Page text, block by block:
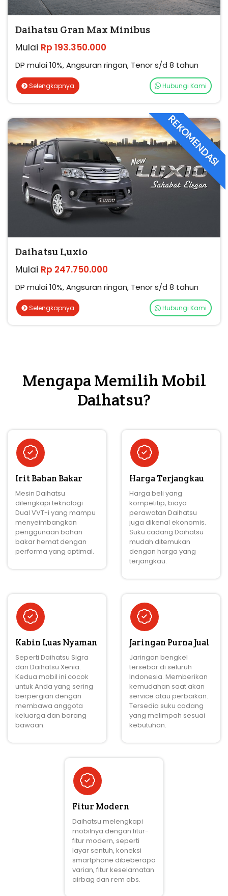
Daihatsu Gran Max Minibus
Mulai Rp 193.350.000
DP mulai 10%, Angsuran ringan, Tenor s/d 8 tahun
Selengkapnya Hubungi Kami
REKOMENDASI
Daihatsu Luxio
Mulai Rp 247.750.000
DP mulai 10%, Angsuran ringan, Tenor s/d 8 tahun
Selengkapnya Hubungi Kami
Mengapa Memilih Mobil
Daihatsu?
Irit Bahan Bakar
Mesin Daihatsu
dilengkapi teknologi
Dual VVT-i yang mampu
menyeimbangkan
penggunaan bahan
bakar hemat dengan
performa yang optimal.
Harga Terjangkau
Harga beli yang
kompetitip, biaya
perawatan Daihatsu
juga dikenal ekonomis.
Suku cadang Daihatsu
mudah ditemukan
dengan harga yang
terjangkau.
Kabin Luas Nyaman
Seperti Daihatsu Sigra
dan Daihatsu Xenia.
Kedua mobil ini cocok
untuk Anda yang sering
berpergian dengan
membawa anggota
keluarga dan barang
bawaan.
Jaringan Purna Jual
Jaringan bengkel
tersebar di seluruh
Indonesia. Memberikan
kemudahan saat akan
service atau perbaikan.
Tersedia suku cadang
yang melimpah sesuai
kebutuhan.
Fitur Modern
Daihatsu melengkapi
mobilnya dengan fitur-
fitur modern, seperti
layar sentuh, koneksi
smartphone dibeberapa
varian, fitur keselamatan
airbag dan rem abs.